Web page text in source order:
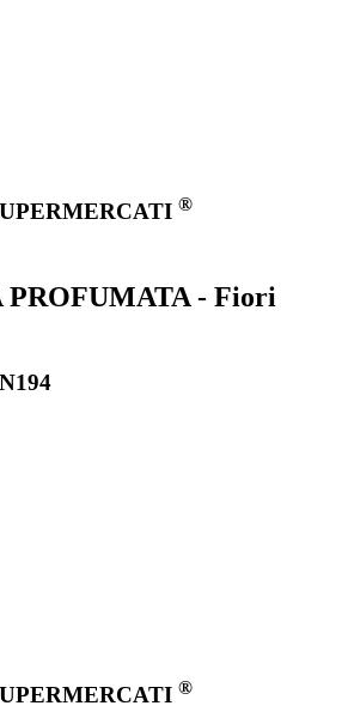
®
PROFUMATA - Fiori
®